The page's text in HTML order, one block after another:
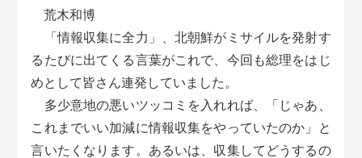
荒木和博
「情報収集に全力」、北朝鮮がミサイルを発射す
るたびに出てくる言葉がこれで、今回も総理をはじ
めとして皆さん連発していました。
多少意地の悪いツッコミを入れれば、「じゃあ、
これまでいい加減に情報収集をやっていたのか」と
言いたくなります。あるいは、収集してどうするの